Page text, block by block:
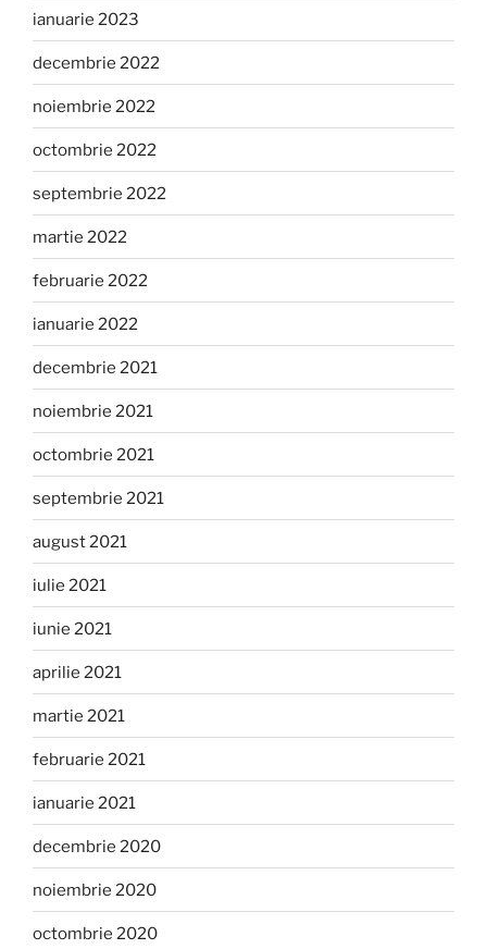
ianuarie 2023
decembrie 2022
noiembrie 2022
octombrie 2022
septembrie 2022
martie 2022
februarie 2022
ianuarie 2022
decembrie 2021
noiembrie 2021
octombrie 2021
septembrie 2021
august 2021
iulie 2021
iunie 2021
aprilie 2021
martie 2021
februarie 2021
ianuarie 2021
decembrie 2020
noiembrie 2020
octombrie 2020